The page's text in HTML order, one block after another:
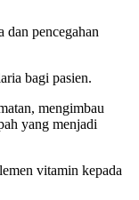
dan pencegahan
bagi pasien.
mengimbau
yang menjadi
vitamin kepada